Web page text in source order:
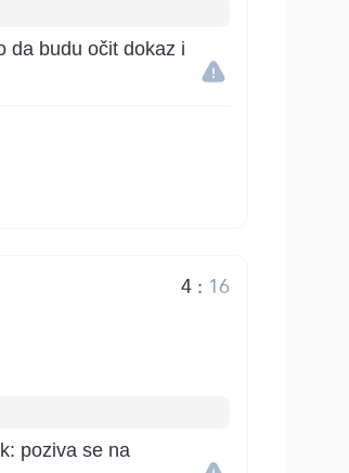
da budu očit dokaz i
4: 16
poziva se na